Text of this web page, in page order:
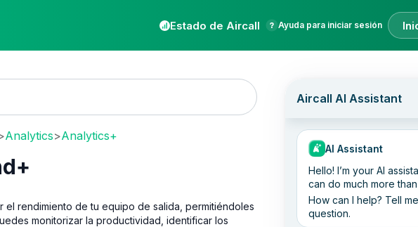
Estado de Aircall Ayuda para iniciar sesión
Analytics>Analytics+
el rendimiento de tu equipo de salida, permitiéndoles
monitorizar la productividad, identificar los